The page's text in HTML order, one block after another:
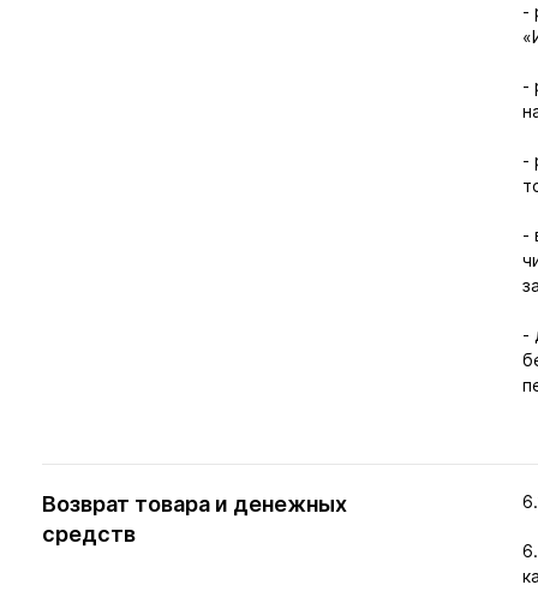
-
-
-
-
-
Возврат товара и денежных
средств